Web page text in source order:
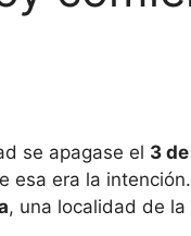
se apagase el 3
esa era la
, una localidad de